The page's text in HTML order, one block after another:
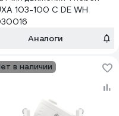
103-100 C DE WH
Аналоги
в наличии